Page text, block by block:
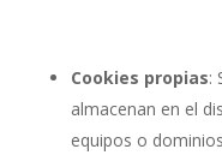
Cookies propias:
almacenan en el
equipos o